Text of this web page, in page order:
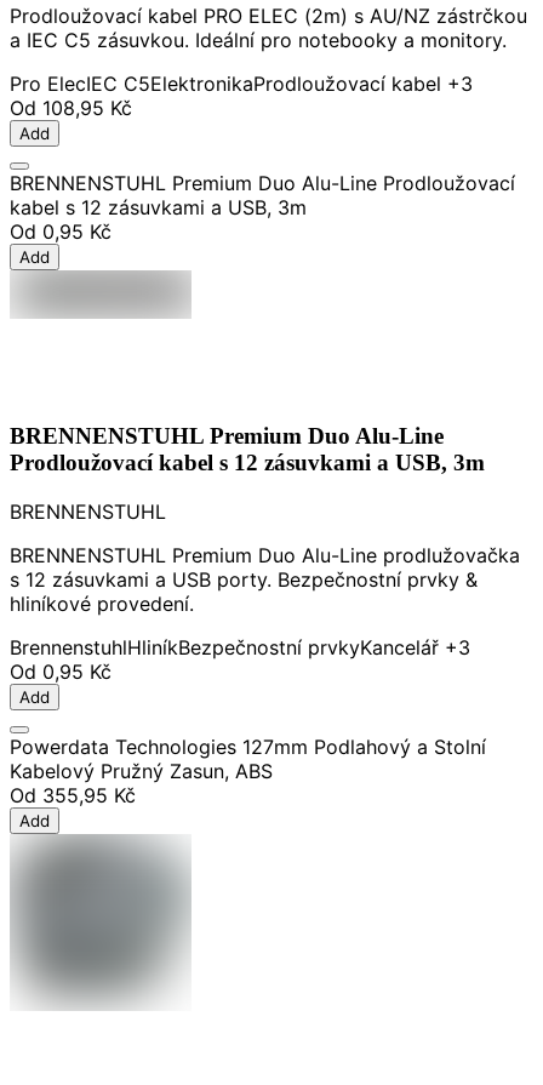
Prodloužovací kabel PRO ELEC (2m) s AU/NZ zástrčkou
a IEC C5 zásuvkou. Ideální pro notebooky a monitory.
Pro ElecIEC C5ElektronikaProdloužovací kabel +3
Od 108,95 Kč
Add
BRENNENSTUHL Premium Duo Alu-Line Prodloužovací
kabel s 12 zásuvkami a USB, 3m
Od 0,95 Kč
Add
BRENNENSTUHL Premium Duo Alu-Line
Prodloužovací kabel s 12 zásuvkami a USB, 3m
BRENNENSTUHL
BRENNENSTUHL Premium Duo Alu-Line prodlužovačka
s 12 zásuvkami a USB porty. Bezpečnostní prvky &
hliníkové provedení.
BrennenstuhlHliníkBezpečnostní prvkyKancelář +3
Od 0,95 Kč
Add
Powerdata Technologies 127mm Podlahový a Stolní
Kabelový Pružný Zasun, ABS
Od 355,95 Kč
Add